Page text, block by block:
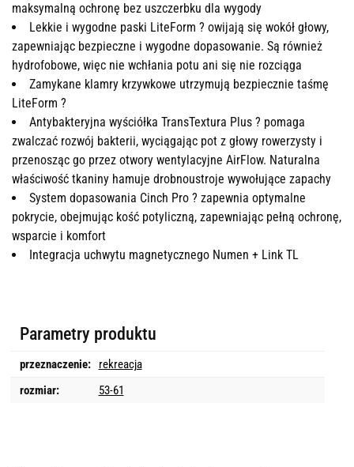
maksymalną ochronę bez uszczerbku dla wygody
Lekkie i wygodne paski LiteForm ? owijają się wokół głowy,
zapewniając bezpieczne i wygodne dopasowanie. Są również
hydrofobowe, więc nie wchłania potu ani się nie rozciąga
Zamykane klamry krzywkowe utrzymują bezpiecznie taśmę
LiteForm ?
Antybakteryjna wyściółka TransTextura Plus ? pomaga
zwalczać rozwój bakterii, wyciągając pot z głowy rowerzysty i
przenosząc go przez otwory wentylacyjne AirFlow. Naturalna
właściwość tkaniny hamuje drobnoustroje wywołujące zapachy
System dopasowania Cinch Pro ? zapewnia optymalne
pokrycie, obejmując kość potyliczną, zapewniając pełną ochronę,
wsparcie i komfort
Integracja uchwytu magnetycznego Numen + Link TL
Parametry produktu
przeznaczenie:
rekreacja
rozmiar:
53-61